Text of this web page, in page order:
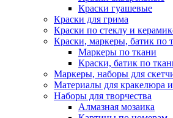
Краски гуашевые
Краски для грима
Краски по стеклу и
Краски, маркеры, батик по
Маркеры по ткани
Краски, батик по
Маркеры, наборы для
Материалы для кракелюра
Наборы для творчества
Алмазная мозаика